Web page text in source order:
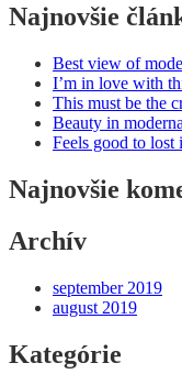
Najnovšie
Best view of
I’m in love with
This must be the
Beauty in
Feels good to lost
Najnovšie
Archív
september 2019
august 2019
Kategórie